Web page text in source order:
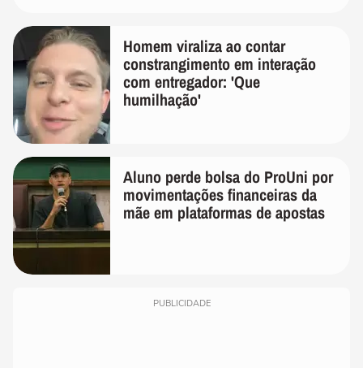
Homem viraliza ao contar
constrangimento em interação
com entregador: 'Que
humilhação'
Aluno perde bolsa do ProUni por
movimentações financeiras da
mãe em plataformas de apostas
PUBLICIDADE